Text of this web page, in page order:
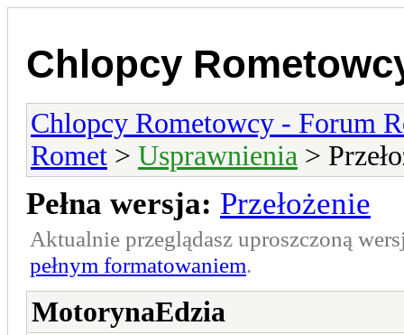
Chlopcy
Chlopcy Rometowcy - Forum
Romet > Usprawnienia >
Pełna wersja: Przełożenie
Aktualnie przeglądasz uproszczoną
pełnym formatowaniem.
MotorynaEdzia